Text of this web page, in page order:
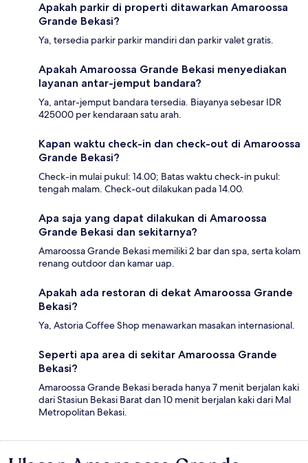
Apakah parkir di properti ditawarkan Amaroossa
Grande Bekasi?
Ya, tersedia parkir parkir mandiri dan parkir valet gratis.
Apakah Amaroossa Grande Bekasi menyediakan
layanan antar-jemput bandara?
Ya, antar-jemput bandara tersedia. Biayanya sebesar IDR
425000 per kendaraan satu arah.
Kapan waktu check-in dan check-out di Amaroossa
Grande Bekasi?
Check-in mulai pukul: 14.00; Batas waktu check-in pukul:
tengah malam. Check-out dilakukan pada 14.00.
Apa saja yang dapat dilakukan di Amaroossa
Grande Bekasi dan sekitarnya?
Amaroossa Grande Bekasi memiliki 2 bar dan spa, serta kolam
renang outdoor dan kamar uap.
Apakah ada restoran di dekat Amaroossa Grande
Bekasi?
Ya, Astoria Coffee Shop menawarkan masakan internasional.
Seperti apa area di sekitar Amaroossa Grande
Bekasi?
Amaroossa Grande Bekasi berada hanya 7 menit berjalan kaki
dari Stasiun Bekasi Barat dan 10 menit berjalan kaki dari Mal
Metropolitan Bekasi.